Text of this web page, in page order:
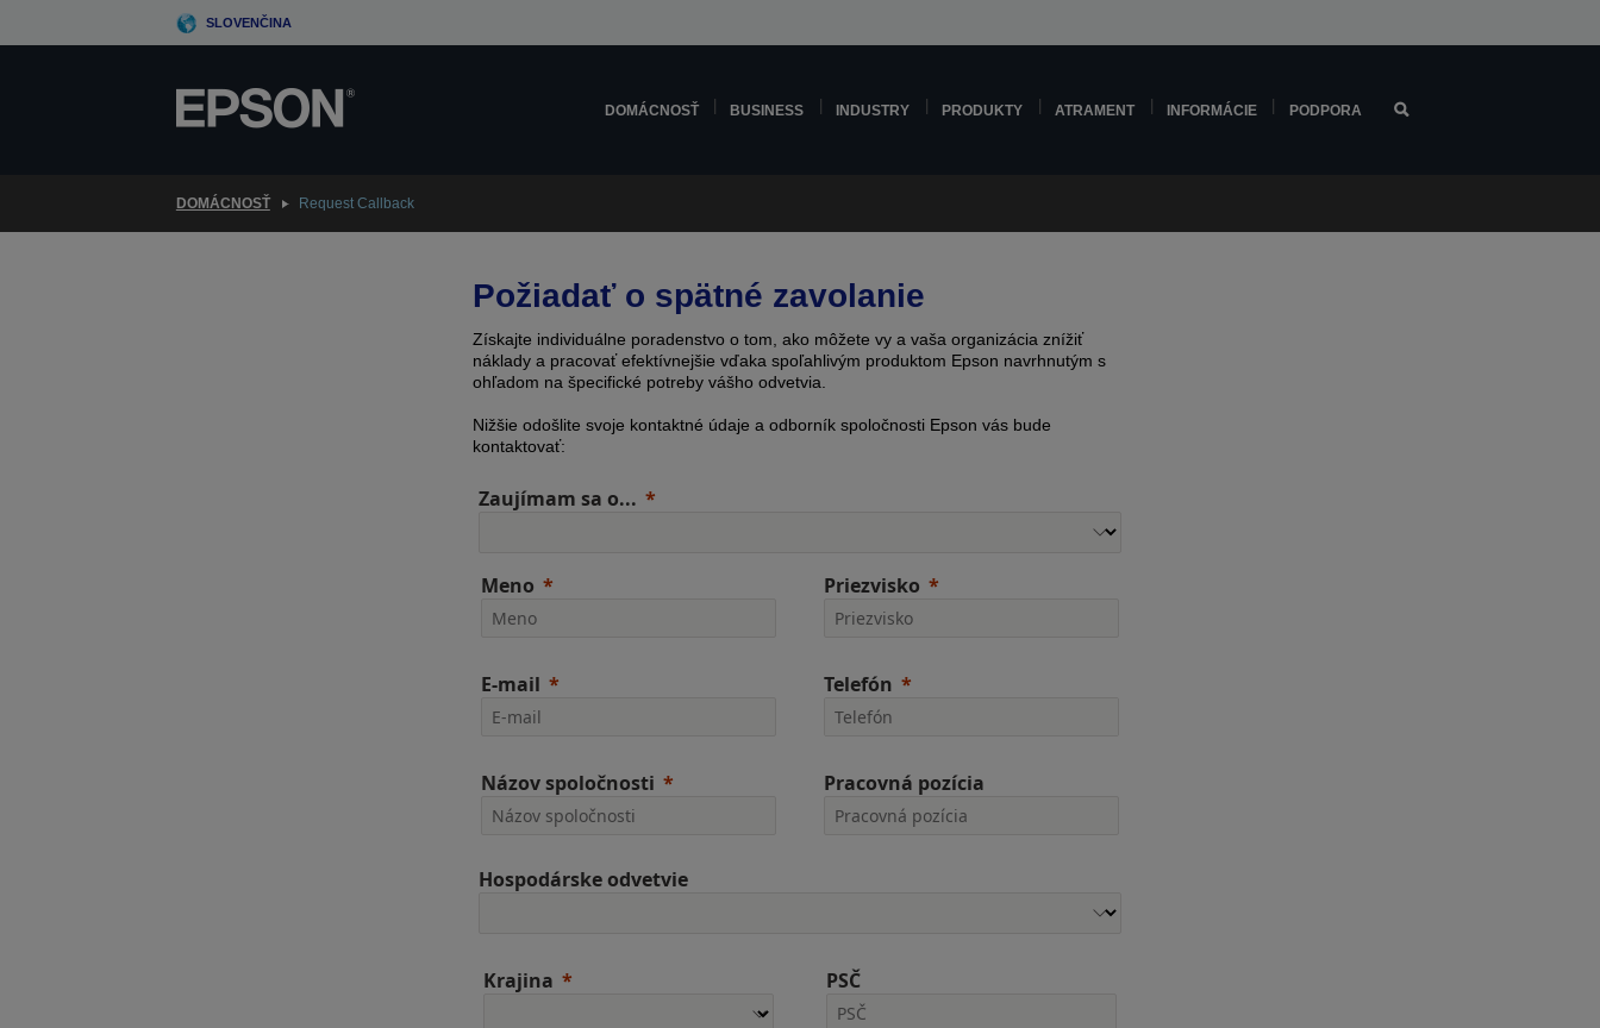
to
SLOVENČINA
DOMÁCNOSŤ BUSINESS INDUSTRY PRODUKTY ATRAMENT INFORMÁCIE PODPORA
DOMÁCNOSŤ Request Callback
Požiadať o spätné zavolanie
Získajte individuálne poradenstvo o tom, ako môžete vy a vaša organizácia znížiť
náklady a pracovať efektívnejšie vďaka spoľahlivým produktom Epson navrhnutým s
ohľadom na špecifické potreby vášho odvetvia.
Nižšie odošlite svoje kontaktné údaje a odborník spoločnosti Epson vás bude
kontaktovať:
Zaujímam sa o...
Meno Priezvisko
E-mail Telefón
Názov spoločnosti Pracovná pozícia
Hospodárske odvetvie
Krajina PSČ